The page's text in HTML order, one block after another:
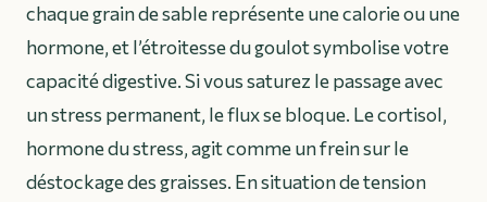
chaque grain de sable représente une calorie ou une
hormone, et l’étroitesse du goulot symbolise votre
capacité digestive. Si vous saturez le passage avec
un stress permanent, le flux se bloque. Le cortisol,
hormone du stress, agit comme un frein sur le
déstockage des graisses. En situation de tension